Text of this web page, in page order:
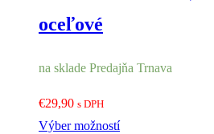
oceľové
na sklade Predajňa Trnava
€29,90 s DPH
Výber možností